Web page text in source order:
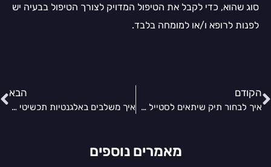
סוג שהוא, כדי לקבל את הטיפול המדויק לצורך הטיפול בבעיה יש
לפנות לרופא ו/או למומחה בלבד.
הקודם
איך לבחור תיק שיתאים לסטייל שלכן?
הבא
איך משלבים באלגנטיות תכשיטי זהב באאוטפיט?
מאמרים נוספים